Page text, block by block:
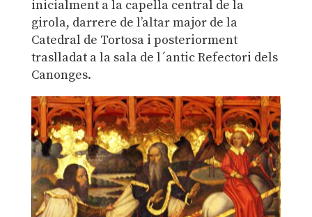
inicialment a la capella central de la
girola, darrere de l’altar major de la
Catedral de Tortosa i posteriorment
traslladat a la sala de l´antic Refectori dels
Canonges.